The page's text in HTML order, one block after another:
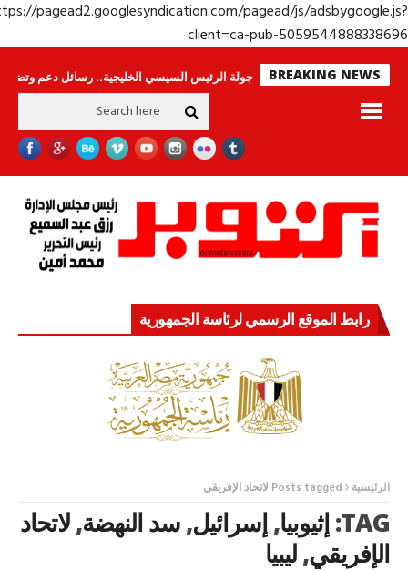
https://pagead2.googlesyndication.com/pagead/js/
client=ca-pub-
BREAKING NEWS
وحراس لا ينامون جولة الرئيس السيسي الخليجية.. رسائل دعم وتضامن
رابط الموقع الرسمي لرئاسة الجمهورية
الرئيسية Posts tagged لاتحاد الإفريقي
TAG: إثيوبيا,إسرائيل,سد النهضة,لاتحاد
الإفريقي,ليبيا